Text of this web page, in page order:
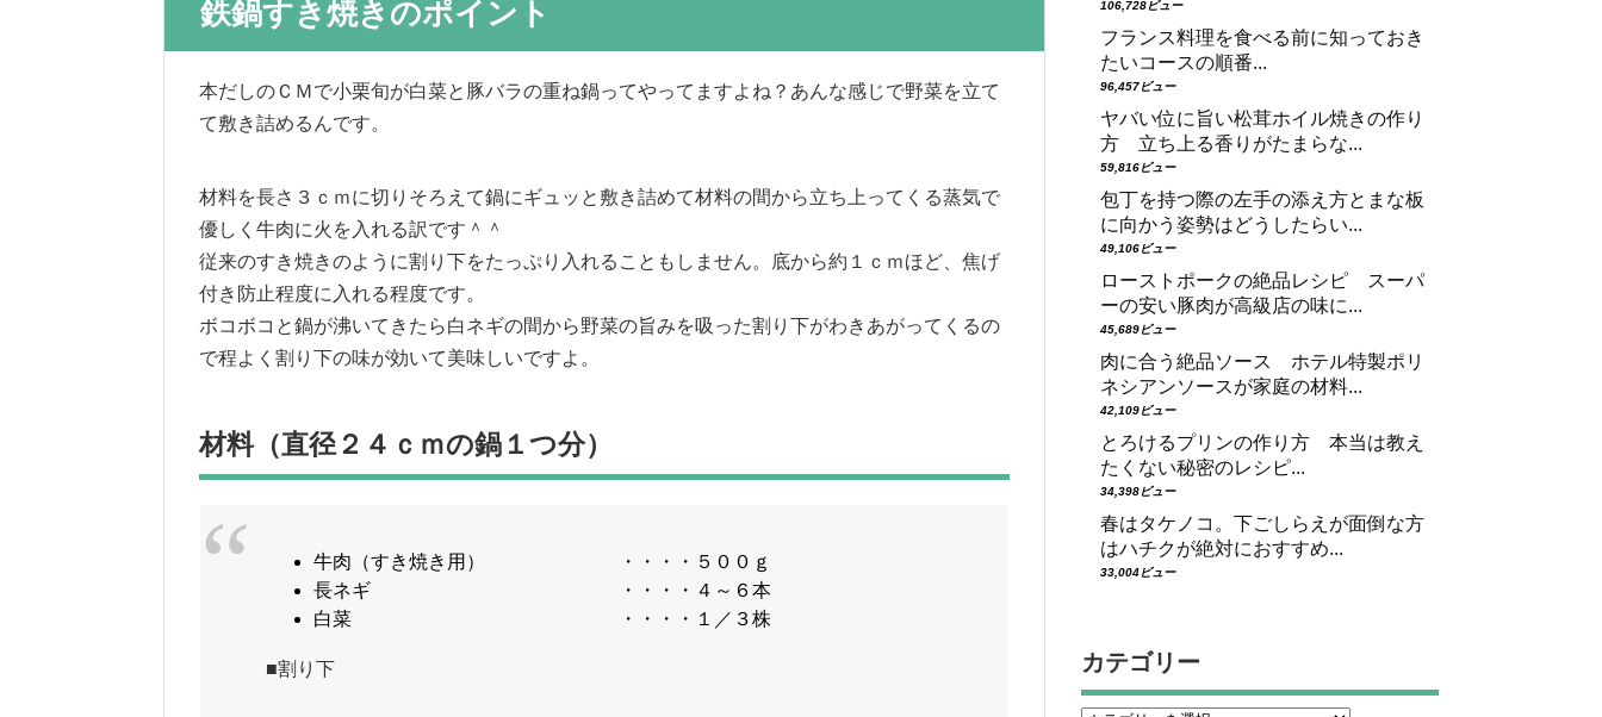
鉄鍋すき焼きのポイント
本だしのＣＭで小栗旬が白菜と豚バラの重ね鍋ってやってますよね？あんな感じで野菜を立て
て敷き詰めるんです。
材料を長さ３ｃｍに切りそろえて鍋にギュッと敷き詰めて材料の間から立ち上ってくる蒸気で
優しく牛肉に火を入れる訳です＾＾
従来のすき焼きのように割り下をたっぷり入れることもしません。底から約１ｃｍほど、焦げ
付き防止程度に入れる程度です。
ボコボコと鍋が沸いてきたら白ネギの間から野菜の旨みを吸った割り下がわきあがってくるの
で程よく割り下の味が効いて美味しいですよ。
材料（直径２４ｃｍの鍋１つ分）
牛肉（すき焼き用） ・・・・５００ｇ
長ネギ ・・・・４～６本
白菜 ・・・・１／３株
■割り下
106,728ビュー
フランス料理を食べる前に知っておき
たいコースの順番...
96,457ビュー
ヤバい位に旨い松茸ホイル焼きの作り
方 立ち上る香りがたまらな...
59,816ビュー
包丁を持つ際の左手の添え方とまな板
に向かう姿勢はどうしたらい...
49,106ビュー
ローストポークの絶品レシピ スーパ
ーの安い豚肉が高級店の味に...
45,689ビュー
肉に合う絶品ソース ホテル特製ポリ
ネシアンソースが家庭の材料...
42,109ビュー
とろけるプリンの作り方 本当は教え
たくない秘密のレシピ...
34,398ビュー
春はタケノコ。下ごしらえが面倒な方
はハチクが絶対におすすめ...
33,004ビュー
カテゴリー